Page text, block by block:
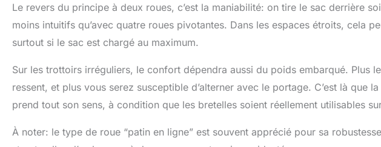
Le revers du principe à deux roues, c’est la maniabilité: on tire le sac derrière
moins intuitifs qu’avec quatre roues pivotantes. Dans les espaces étroits, cela
surtout si le sac est chargé au maximum.
Sur les trottoirs irréguliers, le confort dépendra aussi du poids embarqué. Plus
ressent, et plus vous serez susceptible d’alterner avec le portage. C’est là que
prend tout son sens, à condition que les bretelles soient réellement utilisables
À noter: le type de roue “patin en ligne” est souvent apprécié pour sa